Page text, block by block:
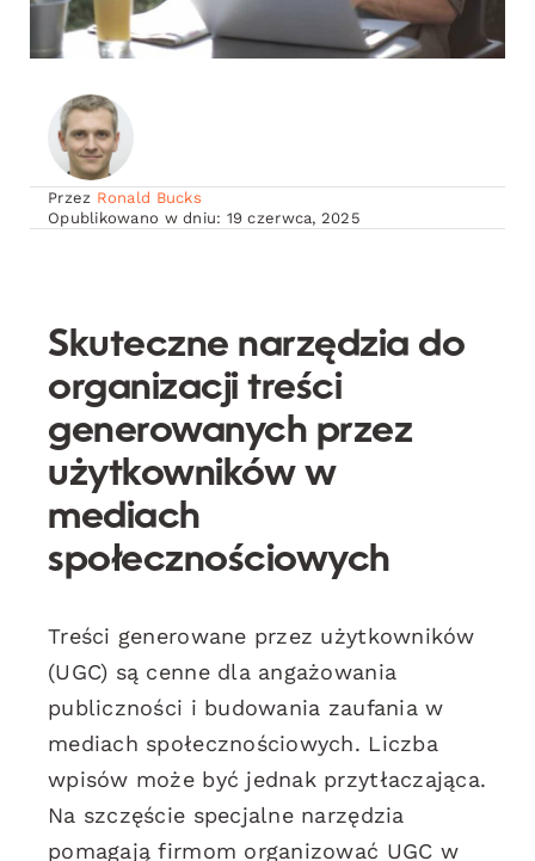
Przez Ronald Bucks
Opublikowano w dniu: 19 czerwca, 2025
Skuteczne narzędzia do
organizacji treści
generowanych przez
użytkowników w
mediach
społecznościowych
Treści generowane przez użytkowników
(UGC) są cenne dla angażowania
publiczności i budowania zaufania w
mediach społecznościowych. Liczba
wpisów może być jednak przytłaczająca.
Na szczęście specjalne narzędzia
pomagają firmom organizować UGC w